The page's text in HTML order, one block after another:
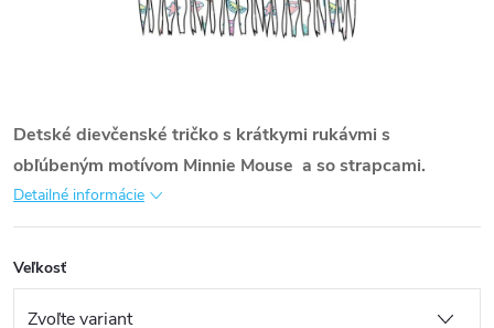
Detské dievčenské tričko s krátkymi rukávmi s
obľúbeným motívom Minnie Mouse a so strapcami.
Detailné informácie
Veľkosť